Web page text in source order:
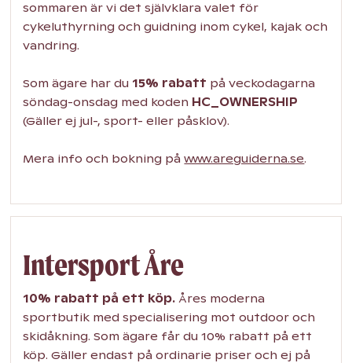
sommaren är vi det självklara valet för
cykeluthyrning och guidning inom cykel, kajak och
vandring.
Som ägare har du 15% rabatt på veckodagarna
söndag-onsdag med koden HC_OWNERSHIP
(Gäller ej jul-, sport- eller påsklov).
Mera info och bokning påwww.areguiderna.se.
Intersport Åre
10% rabatt på ett köp.Åres moderna
sportbutik med specialisering mot outdoor och
skidåkning. Som ägare får du 10% rabatt på ett
köp. Gäller endast på ordinarie priser och ej på